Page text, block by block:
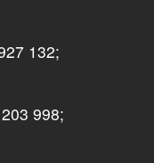
132;
998;